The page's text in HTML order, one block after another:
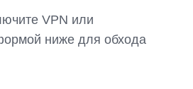
VPN или
ниже для обхода